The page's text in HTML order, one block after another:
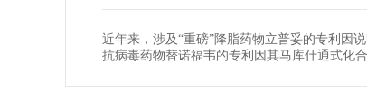
近年来，涉及“重磅”降脂药物立普妥的专利因
抗病毒药物替诺福韦的专利因其马库什通式化合